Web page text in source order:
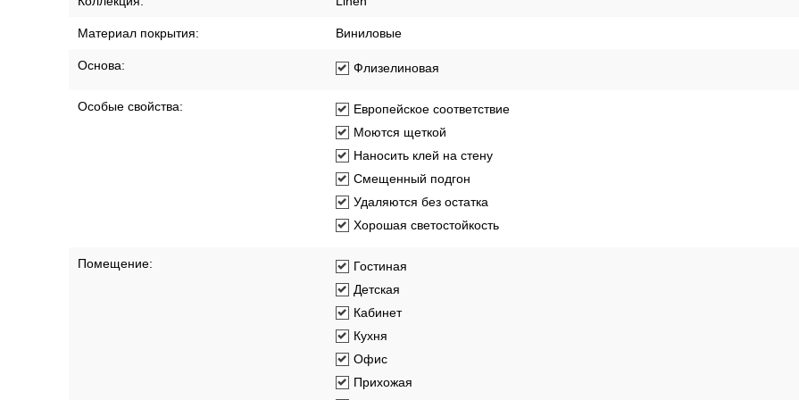
Материал покрытия: Виниловые
Основа: Флизелиновая
Особые свойства:
Европейское соответствие
Моются щеткой
Наносить клей на стену
Смещенный подгон
Удаляются без остатка
Хорошая светостойкость
Помещение:
Гостиная
Детская
Кабинет
Кухня
Офис
Прихожая